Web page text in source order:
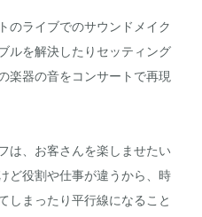
のライブでのサウンドメイク
ルを解決したりセッティング
楽器の音をコンサートで再現
は、お客さんを楽しませたい
ど役割や仕事が違うから、時
しまったり平行線になること